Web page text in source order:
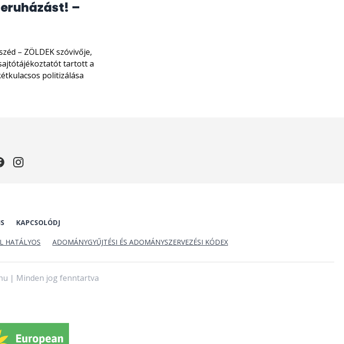
–
– ZÖLDEK szóvivője,
tartott a
politizálása
KAPCSOLÓDJ
HATÁLYOS ADOMÁNYGYŰJTÉSI ÉS ADOMÁNYSZERVEZÉSI KÓDEX
| Minden jog fenntartva